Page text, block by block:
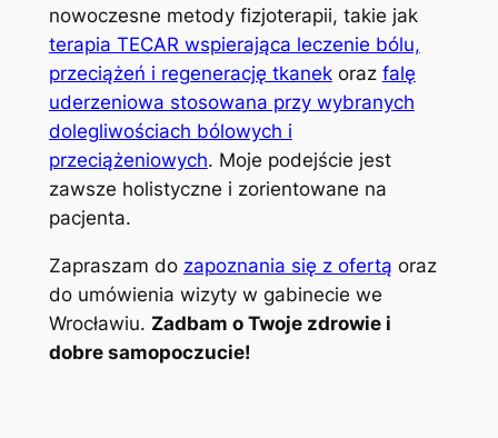
nowoczesne metody fizjoterapii, takie jak
terapia TECAR wspierająca leczenie bólu,
przeciążeń i regenerację tkanekoraz falę
uderzeniowa stosowana przy wybranych
dolegliwościach bólowych i
przeciążeniowych. Moje podejście jest
zawsze holistyczne i zorientowane na
pacjenta.
Zapraszam do zapoznania się z ofertą oraz
do umówienia wizyty w gabinecie we
Wrocławiu. Zadbam o Twoje zdrowie i
dobre samopoczucie!